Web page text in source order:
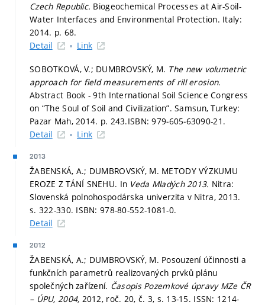
Czech Republic. Biogeochemical Processes at Air-Soil-
Water Interfaces and Environmental Protection. Italy:
2014. p. 68.
Detail
Link
SOBOTKOVÁ, V.; DUMBROVSKÝ, M. The new volumetric
approach for field measurements of rill erosion.
Abstract Book - 9th International Soil Science Congress
on “The Soul of Soil and Civilization”. Samsun, Turkey:
Pazar Mah, 2014. p. 243.ISBN: 979‐605‐63090-21.
Detail
Link
2013
ŽABENSKÁ, A.; DUMBROVSKÝ, M. METODY VÝZKUMU
EROZE Z TÁNÍ SNEHU. In Veda Mladých 2013. Nitra:
Slovenská polnohospodárska univerzita v Nitra, 2013.
s. 322-330. ISBN: 978-80-552-1081-0.
Detail
2012
ŽABENSKÁ, A.; DUMBROVSKÝ, M. Posouzení účinnosti a
funkčních parametrů realizovaných prvků plánu
společných zařízení. Časopis Pozemkové úpravy MZe ČR
– ÚPU, 2004, 2012, roč. 20, č. 3, s. 13-15. ISSN: 1214-